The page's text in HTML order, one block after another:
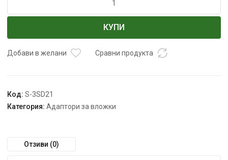
К-
адаптори
3SD21
SATRA
КУПИ
Добави в желани Сравни продукта
Код: S-3SD21
Категория: Адаптори за вложки
Отзиви (0)